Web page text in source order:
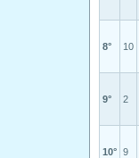
8° 10
9° 2
10° 9